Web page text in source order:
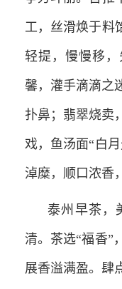
工，丝滑焕于料
轻提，慢慢移
馨，灌手滴滴之
扑鼻；翡翠烧卖
戏，鱼汤面“白
淖糜，顺口浓香
泰州早茶，
清。茶选“福香”
展香溢满盈。肆